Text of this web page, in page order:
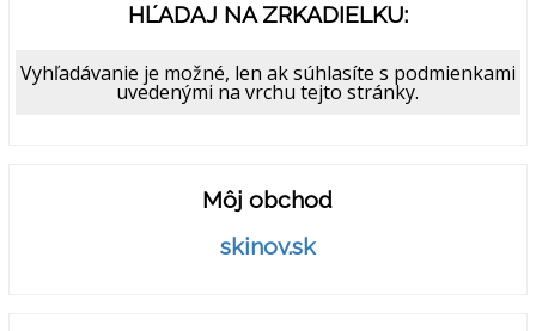
HĽADAJ NA ZRKADIELKU:
Vyhľadávanie je možné, len ak súhlasíte s podmienkami
uvedenými na vrchu tejto stránky.
Môj obchod
skinov.sk